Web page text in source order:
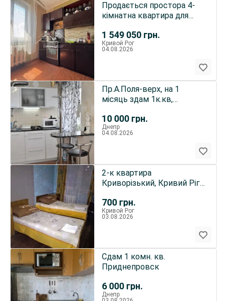
1 549 050 грн.
Продається простора 4-
кімнатна квартира для
Павла Глазового, 26
Кривой Рог
04.08.2026
10 000 грн.
Пр.А.Поля-верх, на 1
місяць здам 1к.кв,
Днепр
04.08.2026
700 грн.
2-к квартира
Криворізький, Кривий Ріг,
Кривой Рог
03.08.2026
6 000 грн.
Сдам 1 комн. кв.
Приднепровск
Днепр